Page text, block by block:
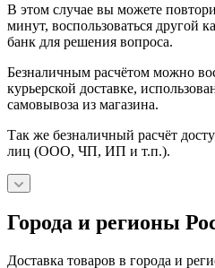
В этом случае вы можете
минут, воспользоваться другой
банк для решения вопроса.
Безналичным расчётом можно
курьерской доставке,
самовывоза из магазина.
Так же безналичный расчёт
лиц (ООО, ЧП, ИП и т.п.).
Города и регионы
Доставка товаров в города и